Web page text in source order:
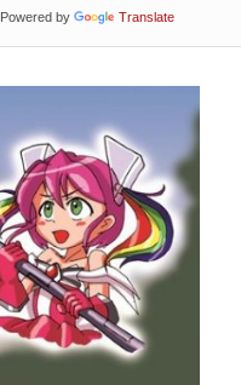
Powered by Translate